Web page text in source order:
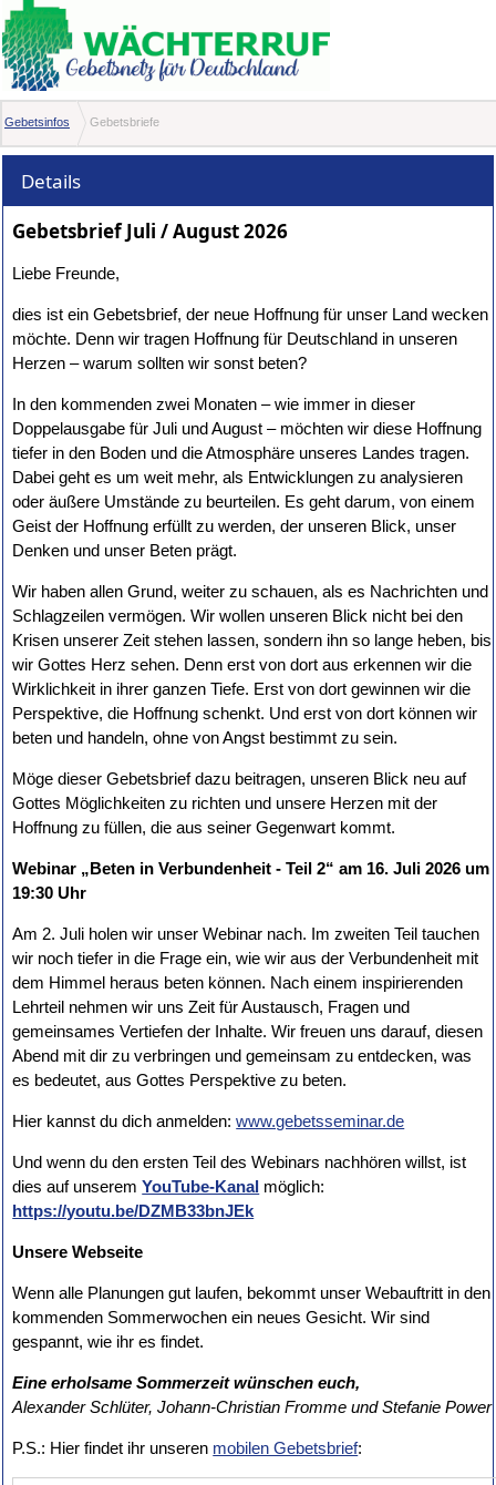
Gebetsinfos Gebetsbriefe
Details
Gebetsbrief Juli / August 2026
Liebe Freunde,
dies ist ein Gebetsbrief, der neue Hoffnung für unser Land wecken
möchte. Denn wir tragen Hoffnung für Deutschland in unseren
Herzen – warum sollten wir sonst beten?
In den kommenden zwei Monaten – wie immer in dieser
Doppelausgabe für Juli und August – möchten wir diese Hoffnung
tiefer in den Boden und die Atmosphäre unseres Landes tragen.
Dabei geht es um weit mehr, als Entwicklungen zu analysieren
oder äußere Umstände zu beurteilen. Es geht darum, von einem
Geist der Hoffnung erfüllt zu werden, der unseren Blick, unser
Denken und unser Beten prägt.
Wir haben allen Grund, weiter zu schauen, als es Nachrichten und
Schlagzeilen vermögen. Wir wollen unseren Blick nicht bei den
Krisen unserer Zeit stehen lassen, sondern ihn so lange heben, bis
wir Gottes Herz sehen. Denn erst von dort aus erkennen wir die
Wirklichkeit in ihrer ganzen Tiefe. Erst von dort gewinnen wir die
Perspektive, die Hoffnung schenkt. Und erst von dort können wir
beten und handeln, ohne von Angst bestimmt zu sein.
Möge dieser Gebetsbrief dazu beitragen, unseren Blick neu auf
Gottes Möglichkeiten zu richten und unsere Herzen mit der
Hoffnung zu füllen, die aus seiner Gegenwart kommt.
Webinar „Beten in Verbundenheit - Teil 2“ am 16. Juli 2026 um
19:30 Uhr
Am 2. Juli holen wir unser Webinar nach. Im zweiten Teil tauchen
wir noch tiefer in die Frage ein, wie wir aus der Verbundenheit mit
dem Himmel heraus beten können. Nach einem inspirierenden
Lehrteil nehmen wir uns Zeit für Austausch, Fragen und
gemeinsames Vertiefen der Inhalte. Wir freuen uns darauf, diesen
Abend mit dir zu verbringen und gemeinsam zu entdecken, was
es bedeutet, aus Gottes Perspektive zu beten.
Hier kannst du dich anmelden:www.gebetsseminar.de
Und wenn du den ersten Teil des Webinars nachhören willst, ist
dies auf unseremYouTube-Kanal möglich:
https://youtu.be/DZMB33bnJEk
Unsere Webseite
Wenn alle Planungen gut laufen, bekommt unser Webauftritt in den
kommenden Sommerwochen ein neues Gesicht. Wir sind
gespannt, wie ihr es findet.
Eine erholsame Sommerzeit wünschen euch,
Alexander Schlüter, Johann-Christian Fromme und Stefanie Power
P.S.: Hier findet ihr unseren mobilen Gebetsbrief: